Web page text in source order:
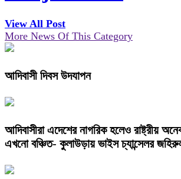
View All Post
More News Of This Category
আদিবাসী দিবস উদযাপন
আদিবাসীরা এদেশের নাগরিক হলেও রাষ্ট্রীয়
এখনো বঞ্চিত- কুলাউড়ায় ভাইস চ্যান্সেলর